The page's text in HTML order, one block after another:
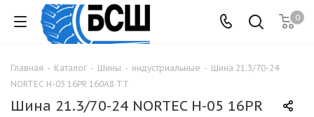
0
Главная - Каталог - Шины - индустриальные - Шина 21.3/70-24
NORTEC Н-05 16PR 160А8 TT
Шина 21.3/70-24 NORTEC Н-05 16PR